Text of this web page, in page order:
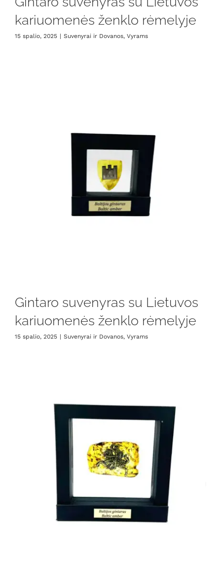
kariuomenės ženklo rėmelyje
15 spalio, 2025 | Suvenyrai ir Dovanos, Vyrams
Gintaro suvenyras su Lietuvos
kariuomenės ženklo rėmelyje
15 spalio, 2025 | Suvenyrai ir Dovanos, Vyrams